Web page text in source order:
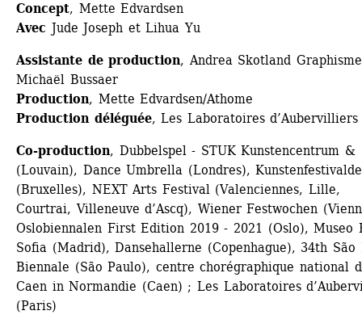
Concept, Mette Edvardsen
Avec Jude Joseph et Lihua Yu
Assistante de production, Andrea Skotland
Michaël Bussaer
Production, Mette Edvardsen/Athome
Production déléguée, Les Laboratoires d’Aubervilliers
Co-production, Dubbelspel - STUK Kunstencentrum &
(Louvain), Dance Umbrella (Londres),
(Bruxelles), NEXT Arts Festival (Valenciennes, Lille,
Courtrai, Villeneuve d’Ascq), Wiener Festwochen
Oslobiennalen First Edition 2019 - 2021 (Oslo), Museo
Sofia (Madrid), Dansehallerne (Copenhague), 34th São
Biennale (São Paulo), centre chorégraphique national
Caen in Normandie (Caen) ; Les Laboratoires
(Paris)